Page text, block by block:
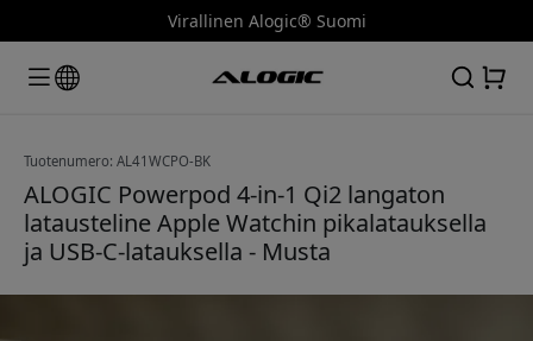
Virallinen Alogic® Suomi
Tuotenumero: AL41WCPO-BK
ALOGIC Powerpod 4-in-1 Qi2 langaton
latausteline Apple Watchin pikalatauksella
ja USB-C-latauksella - Musta